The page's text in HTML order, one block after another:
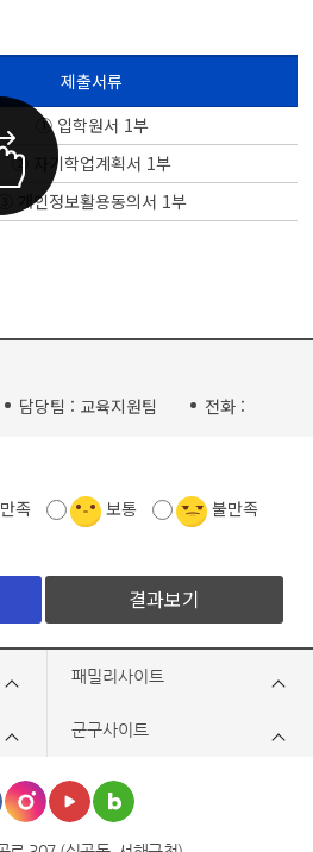
교육 사사과정 제출 서류를 정리한 표 : 제출서류, 비고
제출서류
① 입학원서 1부
② 자기학업계획서 1부
③ 개인정보활용동의서 1부
담당팀 : 교육지원팀 전화 :
만족 보통
불만족
결과보기
패밀리사이트
군구사이트